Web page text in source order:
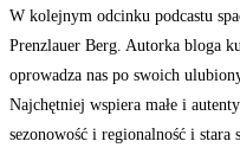
EMBED
W kolejnym odcinku podcastu
Prenzlauer Berg. Autorka bloga
oprowadza nas po swoich
Najchętniej wspiera małe i
sezonowość i regionalność i stara